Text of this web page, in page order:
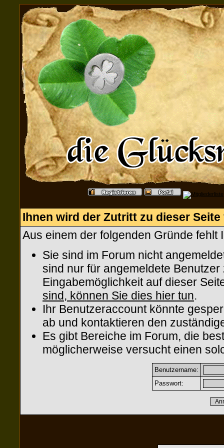
Ihnen wird der Zutritt zu dieser
Aus einem der folgenden Gründe
Sie sind im Forum nicht
sind nur für angemeldete
Eingabemöglichkeit auf dieser
sind, können Sie dies hier tun.
Ihr Benutzeraccount könnte
ab und kontaktieren den
Es gibt Bereiche im Forum, die
möglicherweise versucht einen
Benutzername:
Passwort: